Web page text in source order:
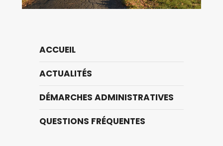
ACCUEIL
ACTUALITÉS
DÉMARCHES ADMINISTRATIVES
QUESTIONS FRÉQUENTES